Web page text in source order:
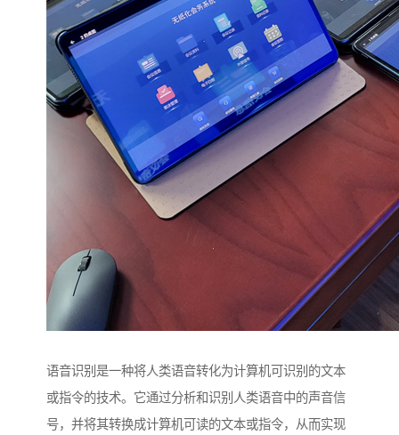
语音识别是一种将人类语音转化为计算机可识别的文本
或指令的技术。它通过分析和识别人类语音中的声音信
号，并将其转换成计算机可读的文本或指令，从而实现